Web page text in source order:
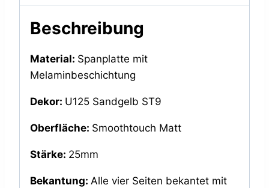
Beschreibung
Material: Spanplatte mit
Melaminbeschichtung
Dekor: U125 Sandgelb ST9
Oberfläche: Smoothtouch Matt
Stärke: 25mm
Bekantung: Alle vier Seiten bekantet mit